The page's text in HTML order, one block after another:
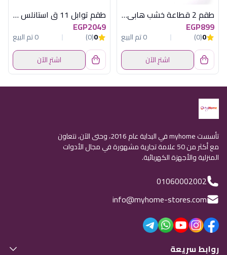
طقم 2 قطاعة خشب هابى هوم
EGP899
0
(0)
0 تم البيع
اشترِ الآن
طقم توابل 11 ق استانلس بيضاوى اكسفورد
EGP2049
0
(0)
0 تم البيع
اشترِ الآن
تأسست myhome في البداية عام 2016، وحتى الآن، نتعاون
مع أكثر من 50 علامة تجارية مشهورة في مجال الأدوات
المنزلية والأجهزة الكهربائية.
01060002002
info@myhome-stores.com
روابط سريعة